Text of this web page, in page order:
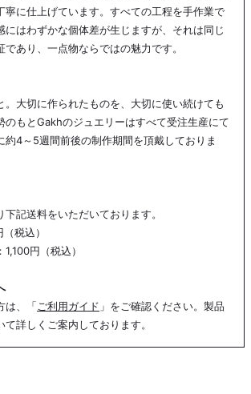
寧に仕上げています。すべての工程を手作業で
にはわずかな個体差が生じますが、それは同じ
であり、一点物ならではの魅力です。
。大切に作られたものを、大切に使い続けても
のもとGakhのジュエリーはすべて受注生産にて
約4～5週間前後の制作期間を頂戴しておりま
記送料をいただいております。
税込）
円（税込）
は、「 ご利用ガイド 」をご確認ください。製品
詳しくご案内しております。